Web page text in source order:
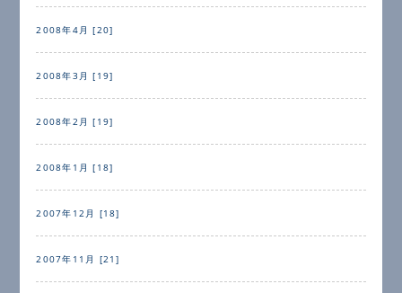
2008年4月 [20]
2008年3月 [19]
2008年2月 [19]
2008年1月 [18]
2007年12月 [18]
2007年11月 [21]